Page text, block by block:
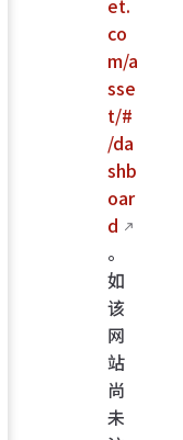
et.
co
m/a
sse
t/#
/da
shb
oar
d
。
如
该
网
站
尚
未